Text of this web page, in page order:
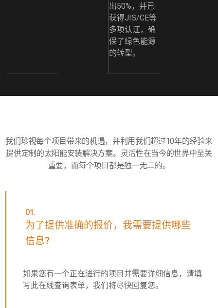
出50%，并已
获得JIS/CE等
多项认证，确
保了绿色能源
的转型。
我们珍视每个项目带来的机遇，并利用我们超过10年的经验来
提供定制的太阳能安装解决方案。灵活性在当今的世界中至关
重要，而每个项目都是独一无二的。
01.
为了提供准确的报价，我需要提供哪些
信息?
如果您有一个正在进行的项目并需要详细信息，请填
写此在线查询表单，我们将尽快回复您。